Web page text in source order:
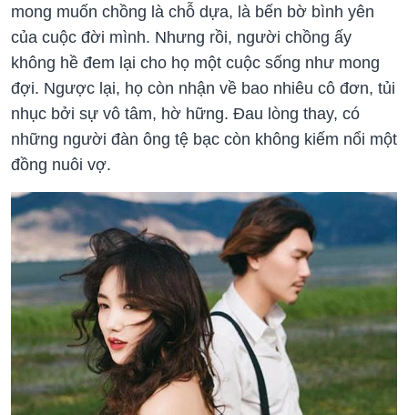
mong muốn chồng là chỗ dựa, là bến bờ bình yên
của cuộc đời mình. Nhưng rồi, người chồng ấy
không hề đem lại cho họ một cuộc sống như mong
đợi. Ngược lại, họ còn nhận về bao nhiêu cô đơn, tủi
nhục bởi sự vô tâm, hờ hững. Đau lòng thay, có
những người đàn ông tệ bạc còn không kiếm nổi một
đồng nuôi vợ.